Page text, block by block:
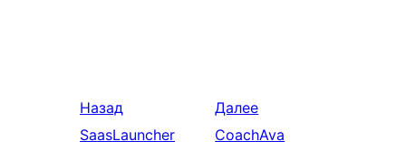
Назад
SaasLauncher
Далее
CoachAva